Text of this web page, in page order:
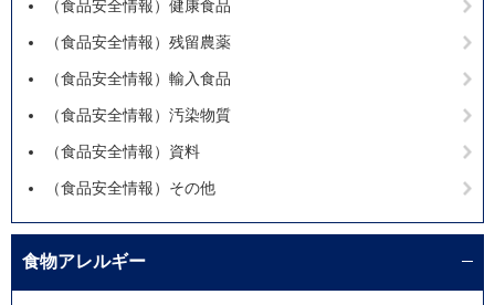
（食品安全情報）健康食品
（食品安全情報）残留農薬
（食品安全情報）輸入食品
（食品安全情報）汚染物質
（食品安全情報）資料
（食品安全情報）その他
食物アレルギー